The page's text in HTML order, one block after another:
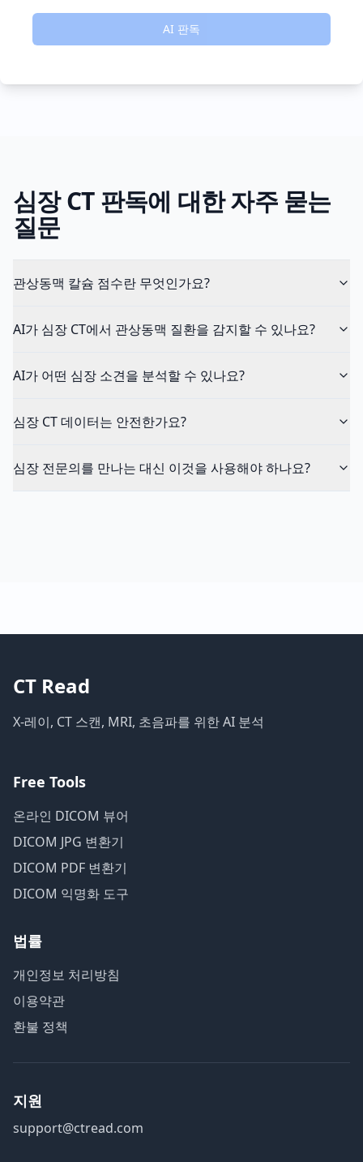
AI 판독
심장 CT 판독에 대한 자주 묻는
질문
관상동맥 칼슘 점수란 무엇인가요?
AI가 심장 CT에서 관상동맥 질환을 감지할 수 있나요?
AI가 어떤 심장 소견을 분석할 수 있나요?
심장 CT 데이터는 안전한가요?
심장 전문의를 만나는 대신 이것을 사용해야 하나요?
CT Read
X-레이, CT 스캔, MRI, 초음파를 위한 AI 분석
Free Tools
온라인 DICOM 뷰어
DICOM JPG 변환기
DICOM PDF 변환기
DICOM 익명화 도구
법률
개인정보 처리방침
이용약관
환불 정책
지원
support@ctread.com